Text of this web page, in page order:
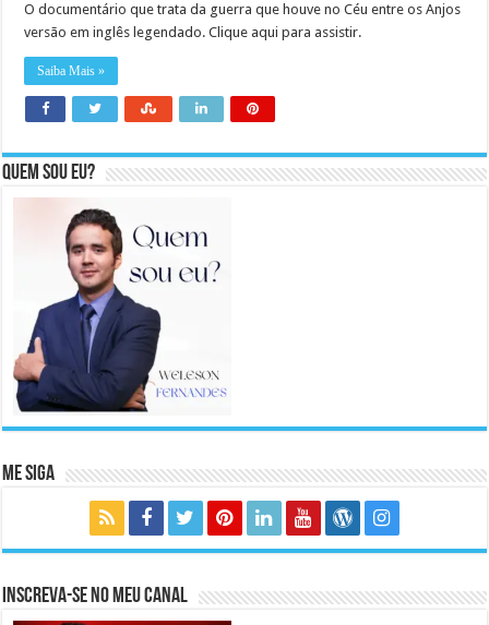
O documentário que trata da guerra que houve no Céu entre os Anjos
versão em inglês legendado. Clique aqui para assistir.
Saiba Mais »
Quem sou eu?
Me Siga
Inscreva-se no meu canal